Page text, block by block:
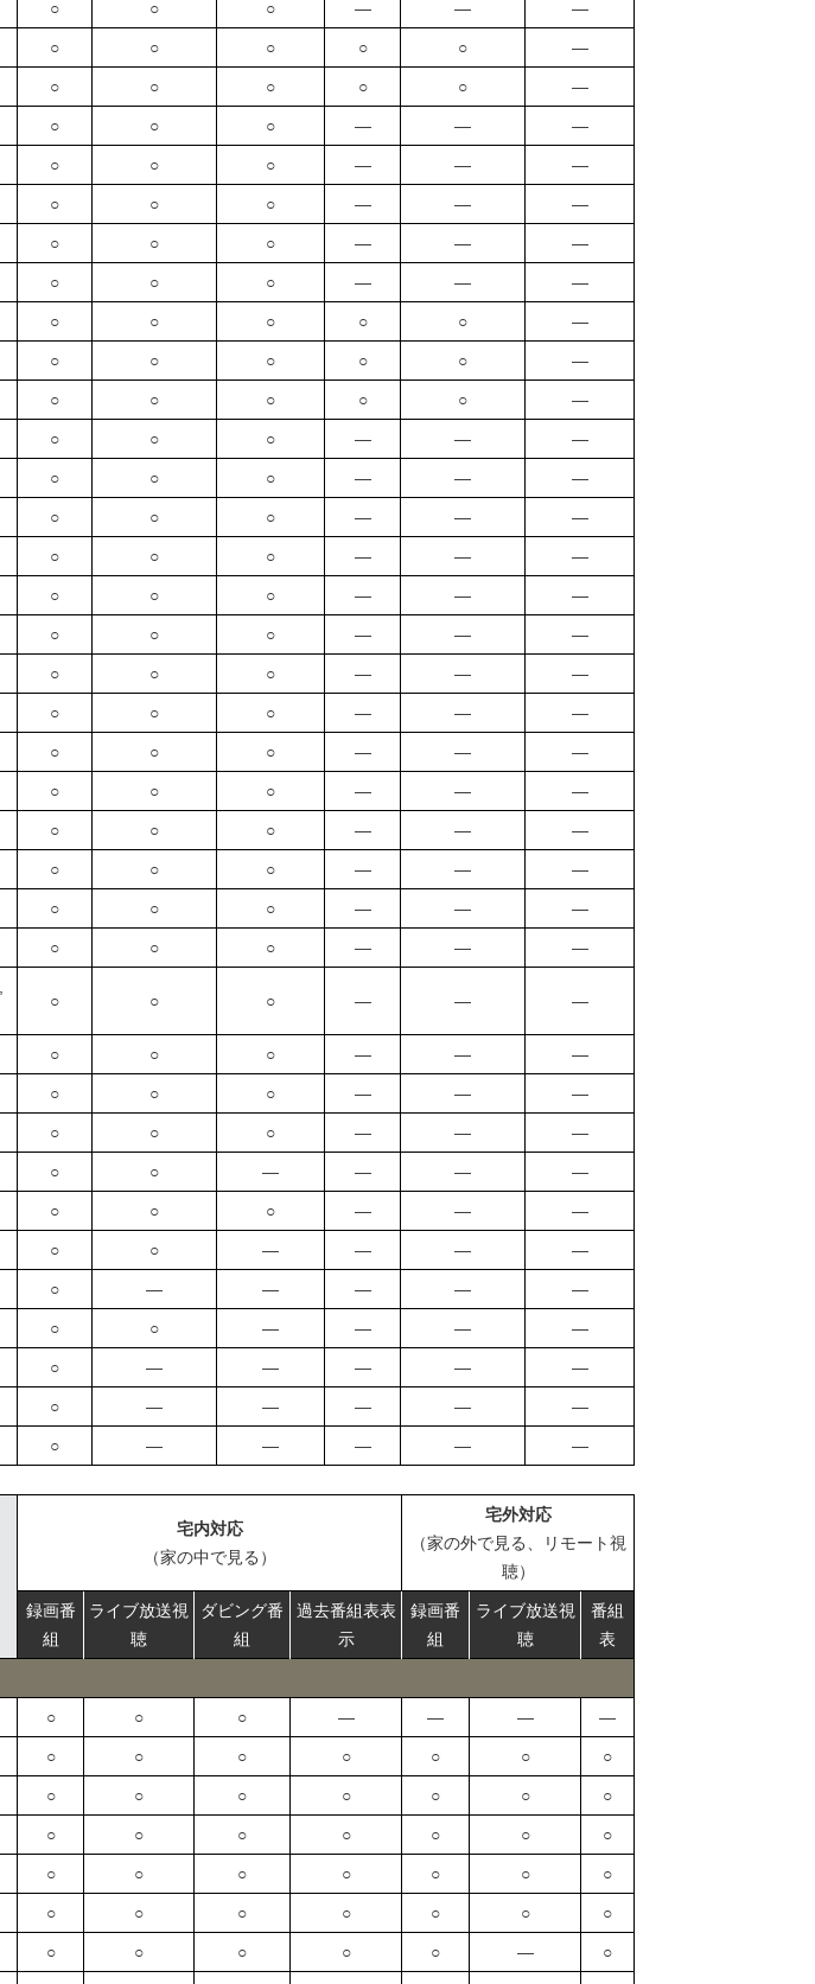
○ ○ ○ ― ― ―
○ ○ ○ ○ ○ ―
○ ○ ○ ○ ○ ―
○ ○ ○ ― ― ―
○ ○ ○ ― ― ―
○ ○ ○ ― ― ―
○ ○ ○ ― ― ―
○ ○ ○ ― ― ―
○ ○ ○ ○ ○ ―
○ ○ ○ ○ ○ ―
○ ○ ○ ○ ○ ―
○ ○ ○ ― ― ―
○ ○ ○ ― ― ―
○ ○ ○ ― ― ―
○ ○ ○ ― ― ―
○ ○ ○ ― ― ―
○ ○ ○ ― ― ―
○ ○ ○ ― ― ―
○ ○ ○ ― ― ―
○ ○ ○ ― ― ―
○ ○ ○ ― ― ―
○ ○ ○ ― ― ―
○ ○ ○ ― ― ―
○ ○ ○ ― ― ―
○ ○ ○ ― ― ―
○ ○ ○ ― ― ―
○ ○ ○ ― ― ―
○ ○ ○ ― ― ―
○ ○ ○ ― ― ―
○ ○ ― ― ― ―
○ ○ ○ ― ― ―
○ ○ ― ― ― ―
○ ― ― ― ― ―
○ ○ ― ― ― ―
○ ― ― ― ― ―
○ ― ― ― ― ―
○ ― ― ― ― ―
宅内対応
（家の中で見る）
宅外対応
（家の外で見る、リモート視
聴）
録画番
組
ライブ放送視
聴
ダビング番
組
過去番組表表
示
録画番
組
ライブ放送視
聴
番組
表
○ ○ ○ ― ― ― ―
○ ○ ○ ○ ○ ○ ○
○ ○ ○ ○ ○ ○ ○
○ ○ ○ ○ ○ ○ ○
○ ○ ○ ○ ○ ○ ○
○ ○ ○ ○ ○ ○ ○
○ ○ ○ ○ ○ ― ○